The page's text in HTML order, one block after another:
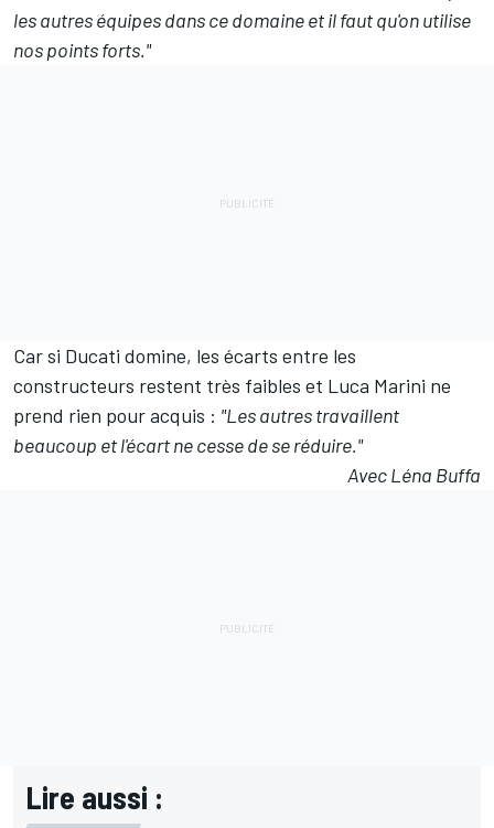
les autres équipes dans ce domaine et il faut qu'on utilise
nos points forts."
Car si Ducati domine, les écarts entre les
constructeurs restent très faibles et Luca Marini ne
prend rien pour acquis : "Les autres travaillent
beaucoup et l'écart ne cesse de se réduire."
Avec Léna Buffa
Lire aussi :